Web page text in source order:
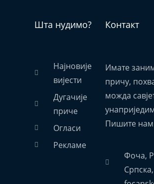
Шта нудимо?
Најновије
вијести
Дугачије
приче
Огласи
Рекламе
Контакт
Имате
причу,
можда
Пишите
Фоча,